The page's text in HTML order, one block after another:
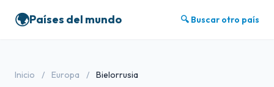
🌍Países del mundo 🔍 Buscar otro país
Inicio / Europa / Bielorrusia